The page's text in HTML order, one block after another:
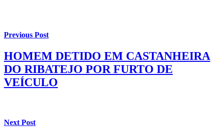
Previous Post
HOMEM DETIDO EM CASTANHEIRA
DO RIBATEJO POR FURTO DE
VEÍCULO
Next Post